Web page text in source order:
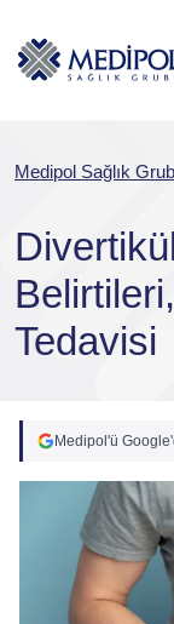
Medipol Sağlık
Tedavisi
Medipol'ü